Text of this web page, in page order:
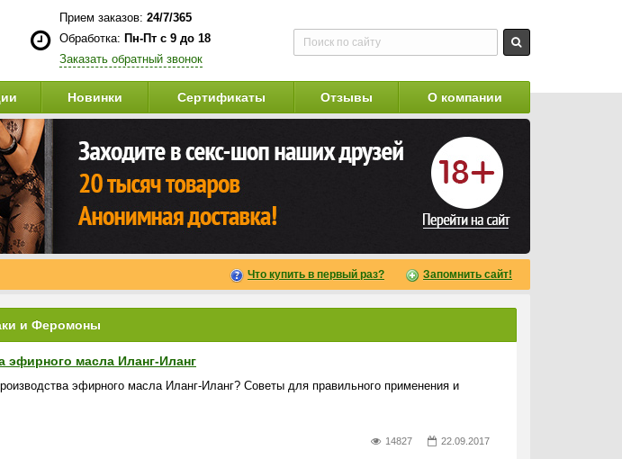
Прием заказов: 24/7/365
Обработка: Пн-Пт с 9 до 18
Заказать обратный звонок
Новинки Сертификаты Отзывы О компании
Что купить в первый раз? Запомнить сайт!
и Феромоны
эфирного масла Иланг-Иланг
эфирного масла Иланг-Иланг? Советы для правильного применения и
14827 22.09.2017